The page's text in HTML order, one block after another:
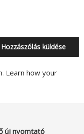
Learn how your
új nyomtató